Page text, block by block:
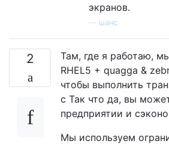
экранов.
шанс
2
Там, где я работаю,
RHEL5 + quagga &
чтобы выполнить
с Так что да, вы
предприятии и
Мы используем